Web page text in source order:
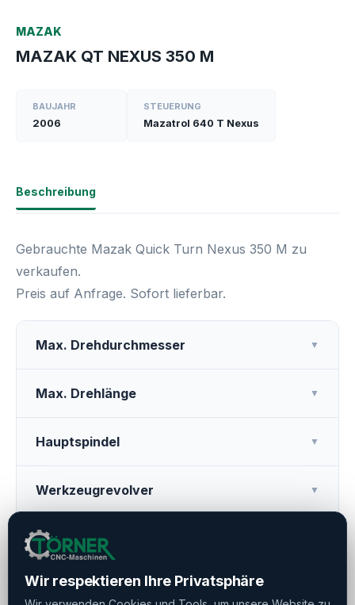
MAZAK
MAZAK QT NEXUS 350 M
BAUJAHR
2006
STEUERUNG
Mazatrol 640 T Nexus
Beschreibung
Gebrauchte Mazak Quick Turn Nexus 350 M zu
verkaufen.
Preis auf Anfrage. Sofort lieferbar.
Max. Drehdurchmesser ▼
Max. Drehlänge ▼
Hauptspindel ▼
Werkzeugrevolver ▼
Weitere Ausstattung
Betriebszeiten
Wir respektieren Ihre Privatsphäre